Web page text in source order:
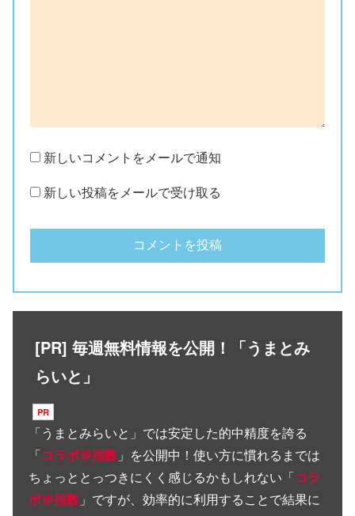
新しいコメントをメールで通知
新しい投稿をメールで受け取る
[PR] 毎週無料情報を公開！「うまとみ
らいと」
「うまとみらいと 」では安定した的中精度を誇る
「コラボ＠指数 」を公開中！使い方に慣れるまでは
ちょっととっつきにくく感じるかもしれない「コラ
ボ＠指数 」ですが、効率的に利用することで結果に